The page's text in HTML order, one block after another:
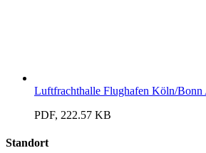
Luftfrachthalle Flughafen Köln/
PDF, 222.57 KB
Standort